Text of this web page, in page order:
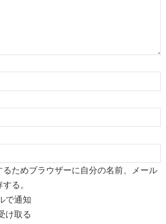
ためブラウザーに自分の名前、メール
る。
で通知
け取る